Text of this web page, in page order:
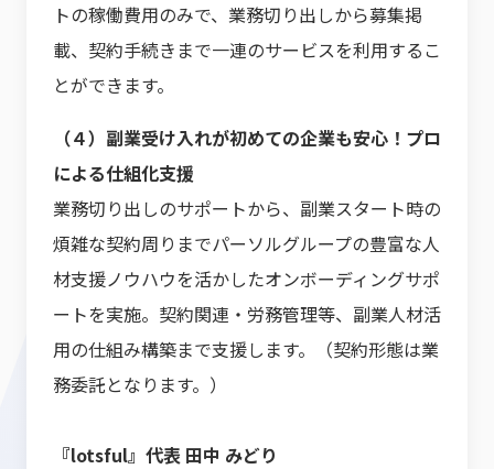
トの稼働費用のみで、業務切り出しから募集掲
載、契約手続きまで一連のサービスを利用するこ
とができます。
（４）副業受け入れが初めての企業も安心！プロ
による仕組化支援
業務切り出しのサポートから、副業スタート時の
煩雑な契約周りまでパーソルグループの豊富な人
材支援ノウハウを活かしたオンボーディングサポ
ートを実施。契約関連・労務管理等、副業人材活
用の仕組み構築まで支援します。（契約形態は業
務委託となります。）
『lotsful』代表 田中 みどり